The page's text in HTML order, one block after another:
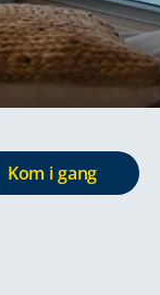
Kom i gang